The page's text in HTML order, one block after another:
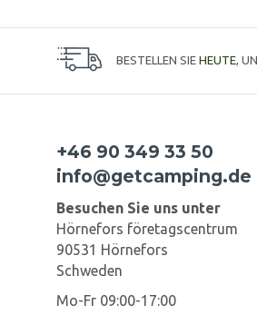
BESTELLEN SIE HEUTE ,
+46 90 349 33 50
info@getcamping.de
Besuchen Sie uns unter
Hörnefors företagscentrum
90531 Hörnefors
Schweden
Mo-Fr 09:00-17:00